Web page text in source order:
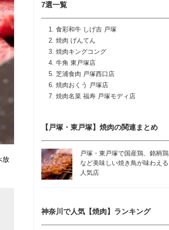
7選一覧
食彩和牛 しげ吉 戸塚
焼肉 げんてん
焼肉キングコング
牛角 東戸塚店
芝浦食肉 戸塚西口店
焼肉おくう 戸塚店
焼肉名菜 福寿 戸塚モディ店
放
【戸塚・東戸塚】焼肉の関連まとめ
戸塚・東戸塚で国産鶏、銘柄鶏
など美味しい焼き鳥が味わえる
人気店
神奈川で人気【焼肉】ランキング